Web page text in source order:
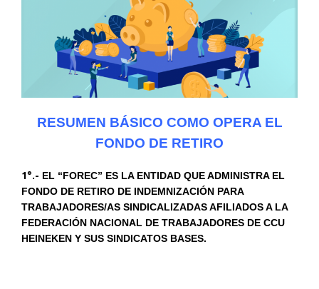
RESUMEN BÁSICO COMO OPERA EL
FONDO DE RETIRO
1°.- EL “FOREC” ES LA ENTIDAD QUE ADMINISTRA EL
FONDO DE RETIRO DE INDEMNIZACIÓN PARA
TRABAJADORES/AS SINDICALIZADAS AFILIADOS A LA
FEDERACIÓN NACIONAL DE TRABAJADORES DE CCU
HEINEKEN Y SUS SINDICATOS BASES.